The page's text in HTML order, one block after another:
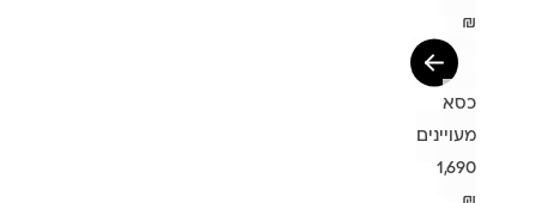
כסא
מעויינים
1,690